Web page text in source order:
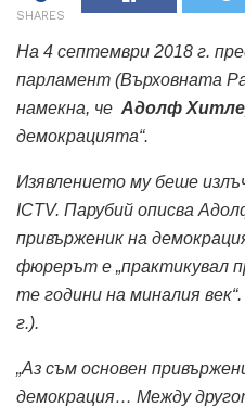
SHARES
На 4 септември 2018 г.
парламент (Върховната
намекна, че Адолф
демокрацията“.
Изявлението му беше
ICTV. Парубий описва
привърженик на
фюрерът е „практикувал
те години на миналия век“.
г.).
„Аз съм основен
демокрация… Между